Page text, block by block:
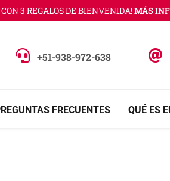
REGALOS DE BIENVENIDA!MÁS
+51-938-972-638
FRECUENTES QUÉ ES